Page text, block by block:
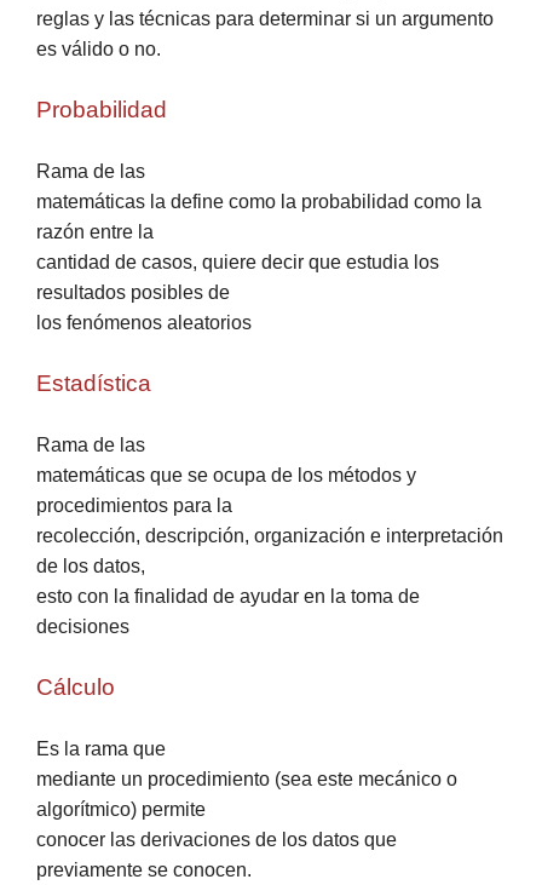
reglas y las técnicas para determinar si un argumento
es válido o no.
Probabilidad
Rama de las
matemáticas la define como la probabilidad como la
razón entre la
cantidad de casos, quiere decir que estudia los
resultados posibles de
los fenómenos aleatorios
Estadística
Rama de las
matemáticas que se ocupa de los métodos y
procedimientos para la
recolección, descripción, organización e interpretación
de los datos,
esto con la finalidad de ayudar en la toma de
decisiones
Cálculo
Es la rama que
mediante un procedimiento (sea este mecánico o
algorítmico) permite
conocer las derivaciones de los datos que
previamente se conocen.